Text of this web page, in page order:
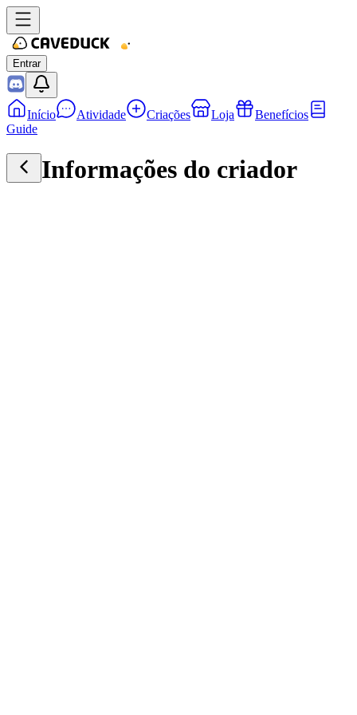
Entrar
Início Atividade Criações Loja
Benefícios
Guide
Informações do criador